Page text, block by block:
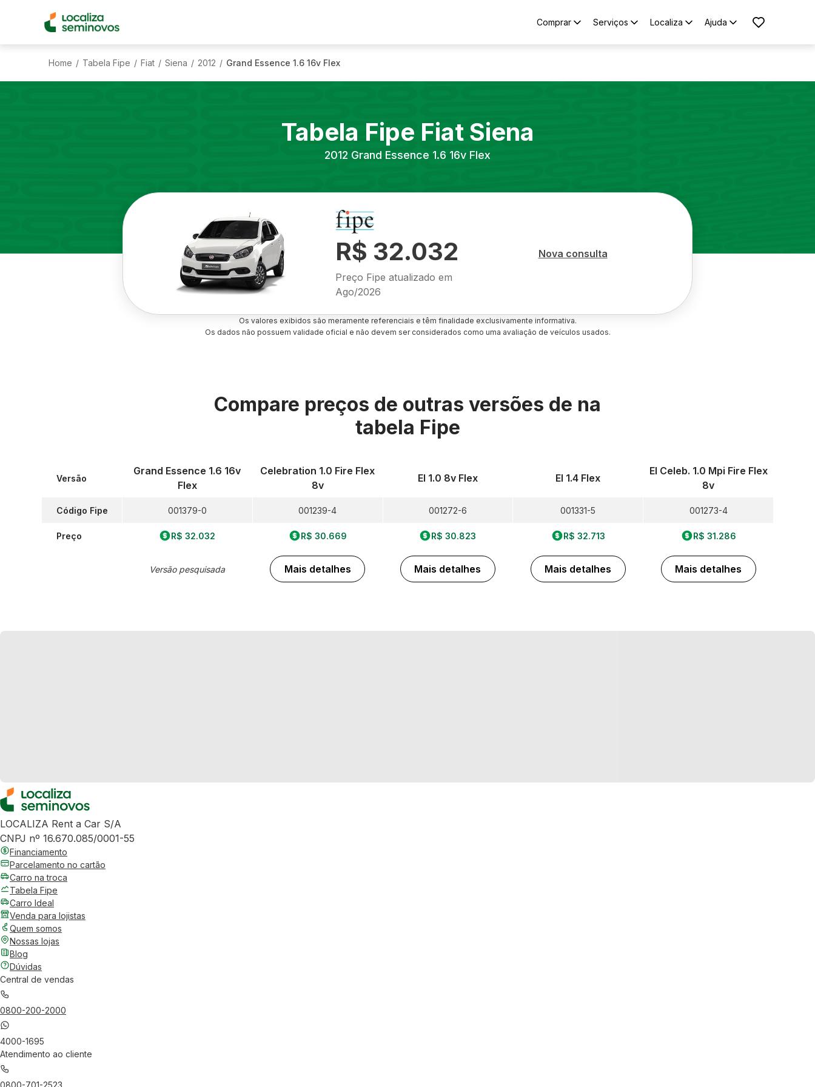
Comprar Serviços Localiza Ajuda
Home / Tabela Fipe / Fiat / Siena / 2012 / Grand Essence 1.6 16v Flex
Tabela Fipe Fiat Siena
2012 Grand Essence 1.6 16v Flex
R$ 32.032
Preço Fipe atualizado em
Ago/2026
Nova consulta
Os valores exibidos são meramente referenciais e têm finalidade exclusivamente informativa.
Os dados não possuem validade oficial e não devem ser considerados como uma avaliação de veículos usados.
Compare preços de outras versões de na
tabela Fipe
Versão
Código Fipe
Preço
Grand Essence 1.6 16v
Flex
001379-0
R$ 32.032
Versão pesquisada
Celebration 1.0 Fire Flex
8v
001239-4
R$ 30.669
Mais detalhes
El 1.0 8v Flex
001272-6
R$ 30.823
Mais detalhes
El 1.4 Flex
001331-5
R$ 32.713
Mais detalhes
El Celeb. 1.0 Mpi Fire Flex
8v
001273-4
R$ 31.286
Mais detalhes
LOCALIZA Rent a Car S/A
CNPJ nº 16.670.085/0001-55
Financiamento
Parcelamento no cartão
Carro na troca
Tabela Fipe
Carro Ideal
Venda para lojistas
Quem somos
Nossas lojas
Blog
Dúvidas
Central de vendas
0800-200-2000
4000-1695
Atendimento ao cliente
0800-701-2523